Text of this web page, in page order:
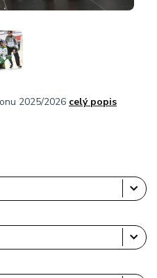
2025/2026 celý popis